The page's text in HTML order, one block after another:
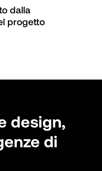
dalla
progetto
design,
di